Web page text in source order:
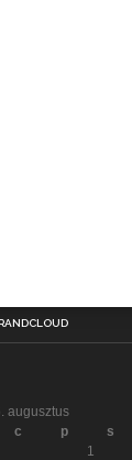
augusztus
c p s
1